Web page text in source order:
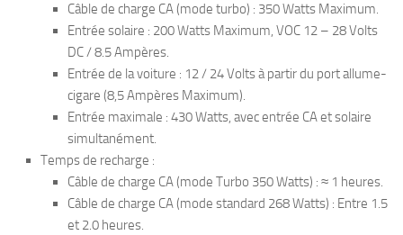
Câble de charge CA (mode turbo) : 350 Watts Maximum.
Entrée solaire : 200 Watts Maximum, VOC 12 – 28 Volts
DC / 8.5 Ampères.
Entrée de la voiture : 12 / 24 Volts à partir du port allume-
cigare (8,5 Ampères Maximum).
Entrée maximale : 430 Watts, avec entrée CA et solaire
simultanément.
Temps de recharge :
Câble de charge CA (mode Turbo 350 Watts) : ≈ 1 heures.
Câble de charge CA (mode standard 268 Watts) : Entre 1.5
et 2.0 heures.